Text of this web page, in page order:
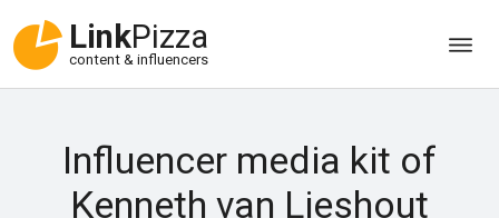
LinkPizza
content & influencers
Influencer media kit of
Kenneth van Lieshout